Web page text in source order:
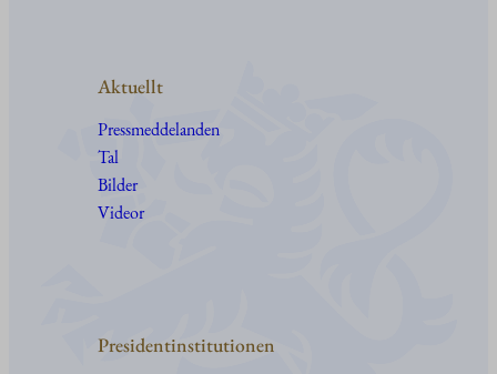
Aktuellt
Pressmeddelanden
Tal
Bilder
Videor
Presidentinstitutionen